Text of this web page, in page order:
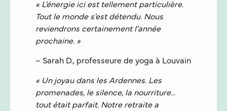
« L'énergie ici est tellement particulière.
Tout le monde s'est détendu. Nous
reviendrons certainement l'année
prochaine. »
– Sarah D., professeure de yoga à Louvain
« Un joyau dans les Ardennes. Les
promenades, le silence, la nourriture...
tout était parfait. Notre retraite a